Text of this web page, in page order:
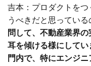
吉本：プロダクトを
うべきだと思っている
問して、不動産業界
耳を傾ける様にして
門内で、特にエンジニ